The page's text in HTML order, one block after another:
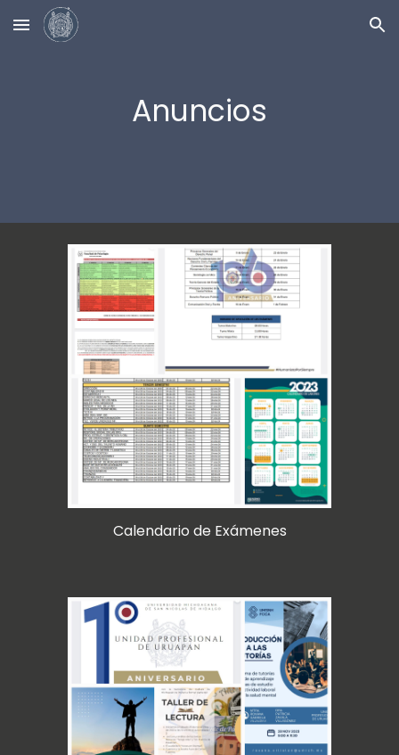
Skip to main content Skip to navigation
Anuncios
Calendario de Exámenes